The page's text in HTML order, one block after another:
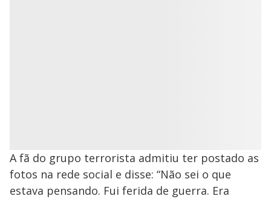
A fã do grupo terrorista admitiu ter postado as
fotos na rede social e disse: “Não sei o que
estava pensando. Fui ferida de guerra. Era